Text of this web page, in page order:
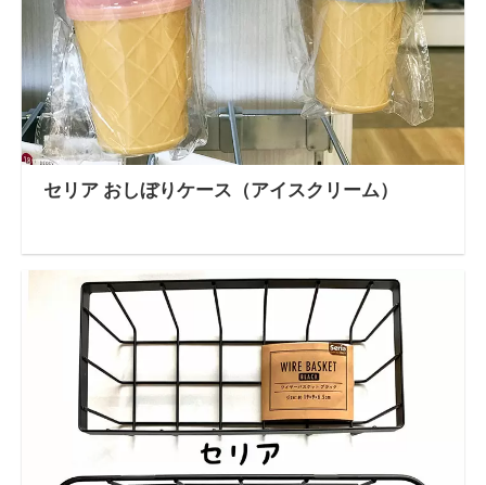
セリア おしぼりケース（アイスクリーム）